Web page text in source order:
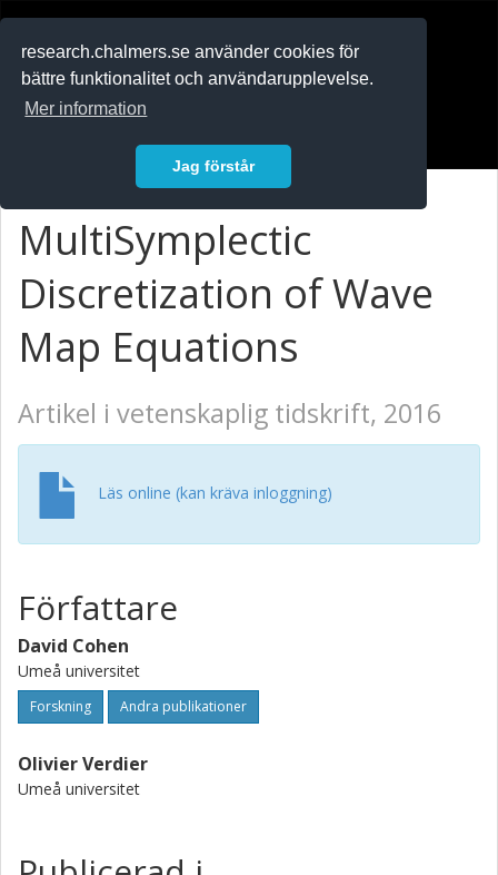
research.chalmers.se använder cookies för
bättre funktionalitet och användarupplevelse.
Mer information
Jag förstår
MultiSymplectic
Discretization of Wave
Map Equations
Artikel i vetenskaplig tidskrift, 2016
Läs online (kan kräva inloggning)
Författare
David Cohen
Umeå universitet
Forskning Andra publikationer
Olivier Verdier
Umeå universitet